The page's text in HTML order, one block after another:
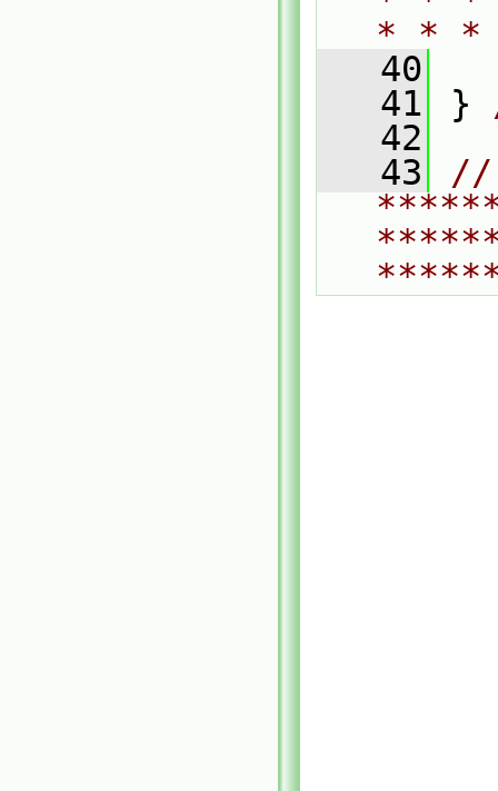
* *
   40
   41
}
   42
   43
//